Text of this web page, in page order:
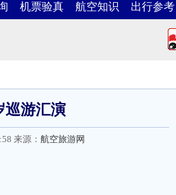
机票验真 航空知识 出行参考
巡游汇演
来源： 航空旅游网